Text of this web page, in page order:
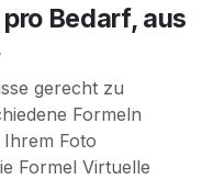
Bedarf, aus
gerecht zu
Formeln
Foto
Formel Virtuelle